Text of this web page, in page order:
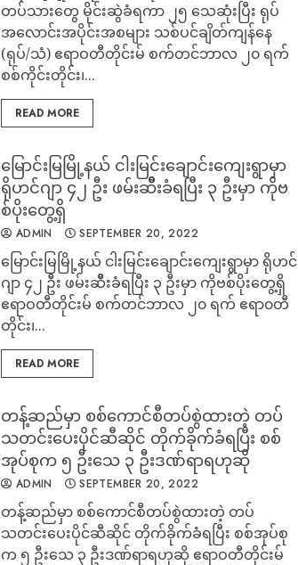
တပ်သားတွေ မိုင်းဆွဲခံရကာ ၂၅ သေဆုံးပြီး ရုပ်
အလောင်းအပိုင်းအစများ သစ်ပင်ချိတ်ကျန်နေ
(ရုပ်/သံ) ဧရာဝတီတိုင်းမ် စက်တင်ဘာလ ၂၀ ရက်
စစ်ကိုင်းတိုင်း၊...
READ MORE
မြောင်းမြမြို့နယ် ငါးမြင်းချောင်းကျေးရွာမှာ
ရိုဟင်ဂျာ ၄၂ ဦး ဖမ်းဆိီးခံရပြီး ၃ ဦးမှာ ကိုဗ
စ်ပိုးတွေ့ရှိ
ADMIN SEPTEMBER 20, 2022
မြောင်းမြမြို့နယ် ငါးမြင်းချောင်းကျေးရွာမှာ ရိုဟင်
ဂျာ ၄၂ ဦး ဖမ်းဆိီးခံရပြီး ၃ ဦးမှာ ကိုဗစ်ပိုးတွေ့ရှိ
ဧရာဝတီတိုင်းမ် စက်တင်ဘာလ ၂၀ ရက် ဧရာ၀တီ
တိုင်း၊...
READ MORE
တန့်ဆည်မှာ စစ်ကောင်စီတပ်စွဲထားတဲ့ တပ်
သတင်းပေးပိုင်ဆီဆိုင် တိုက်ခိုက်ခံရပြီး စစ်
အုပ်စုက ၅ ဦးသေ ၃ ဦးဒဏ်ရာရဟုဆို
ADMIN SEPTEMBER 20, 2022
တန့်ဆည်မှာ စစ်ကောင်စီတပ်စွဲထားတဲ့ တပ်
သတင်းပေးပိုင်ဆီဆိုင် တိုက်ခိုက်ခံရပြီး စစ်အုပ်စု
က ၅ ဦးသေ ၃ ဦးဒဏ်ရာရဟုဆို ဧရာဝတီတိုင်းမ်